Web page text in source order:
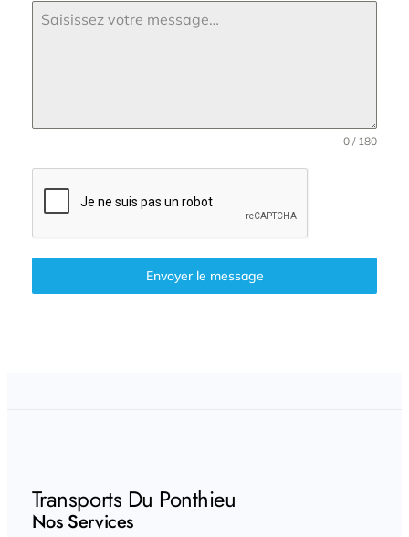
0 / 180
Envoyer le message
Transports Du Ponthieu
Nos Services